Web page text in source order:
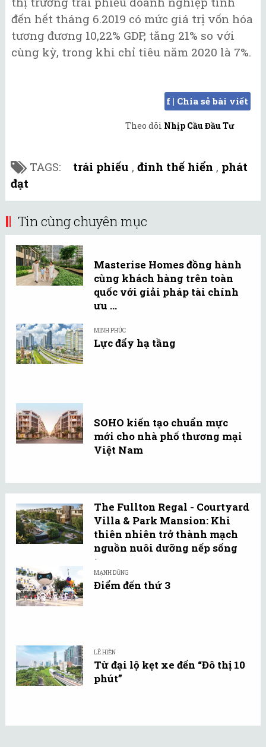
đến hết tháng 6.2019 có mức giá trị vốn hóa
tương đương 10,22% GDP, tăng 21% so với
cùng kỳ, trong khi chỉ tiêu năm 2020 là 7%.
f | Chia sẻ bài viết
Theo dõi Nhịp Cầu Đầu Tư
TAGS: trái phiếu , đinh thế hiển , phát
đạt
Tin cùng chuyên mục
Masterise Homes đồng hành
cùng khách hàng trên toàn
quốc với giải pháp tài chính
ưu ...
MINH PHÚC
Lực đẩy hạ tầng
SOHO kiến tạo chuẩn mực
mới cho nhà phố thương mại
Việt Nam
The Fullton Regal - Courtyard
Villa & Park Mansion: Khi
thiên nhiên trở thành mạch
nguồn nuôi dưỡng nếp sống
tự ...
MẠNH DŨNG
Điểm đến thứ 3
LÊ HIỀN
Từ đại lộ kẹt xe đến “Đô thị 10
phút”